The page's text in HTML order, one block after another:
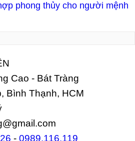
phong thủy cho người mệnh
Cao - Bát Tràng
Bình Thạnh, HCM
- 0989.116.119